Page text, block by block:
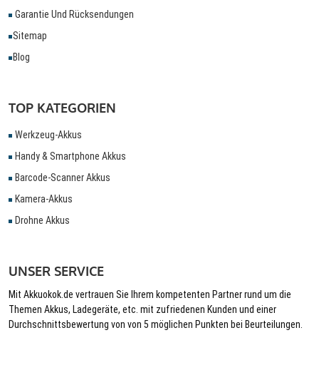
Garantie Und Rücksendungen
Sitemap
Blog
TOP KATEGORIEN
Werkzeug-Akkus
Handy & Smartphone Akkus
Barcode-Scanner Akkus
Kamera-Akkus
Drohne Akkus
UNSER SERVICE
Mit Akkuokok.de vertrauen Sie Ihrem kompetenten Partner rund um die
Themen Akkus, Ladegeräte, etc. mit zufriedenen Kunden und einer
Durchschnittsbewertung von von 5 möglichen Punkten bei Beurteilungen.